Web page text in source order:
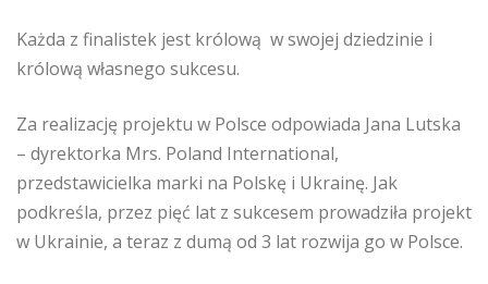
Każda z finalistek jest królową w swojej dziedzinie i
królową własnego sukcesu.
Za realizację projektu w Polsce odpowiada Jana Lutska
– dyrektorka Mrs. Poland International,
przedstawicielka marki na Polskę i Ukrainę. Jak
podkreśla, przez pięć lat z sukcesem prowadziła projekt
w Ukrainie, a teraz z dumą od 3 lat rozwija go w Polsce.